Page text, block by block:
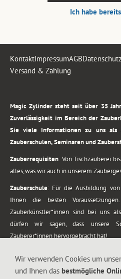
Ich habe
KontaktImpressumAGBDatenschutz
Versand & Zahlung
Magic Zylinder steht seit über 35
Zuverlässigkeit im Bereich der
Sie viele Informationen zu uns als
Zauberschulen, Seminaren und
Zauberrequisiten: Von Tischzauberei
alles, was wir auch in unserem
Zauberschule: Für die Ausbildung
Ihnen die besten
Zauberkünstler*innen sind bei uns
dürfen wir sagen, dass unsere
Zauberer*innen hervorgebracht hat!
vom Kinderprogramm bis zur
meiner Zauber-Sprech-Show,
Wir verwenden Cookies um
und Ihnen das bestmögliche